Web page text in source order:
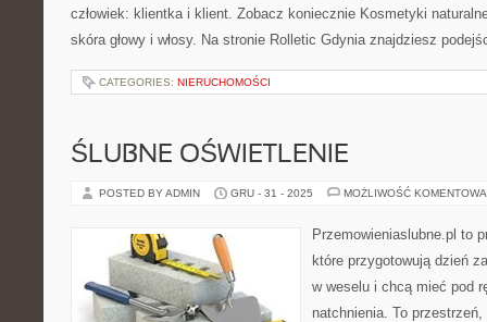
człowiek: klientka i klient. Zobacz koniecznie Kosmetyki
skóra głowy i włosy. Na stronie Rolletic Gdynia znajdziesz
CATEGORIES: NIERUCHOMOŚCI
ŚLUBNE OŚWIETLENIE
POSTED BY ADMIN GRU - 31 - 2025 MOŻLIWOŚĆ
Przemowieniaslubne.pl to
które przygotowują dzień
w weselu i chcą mieć pod
natchnienia. To przestrzeń,